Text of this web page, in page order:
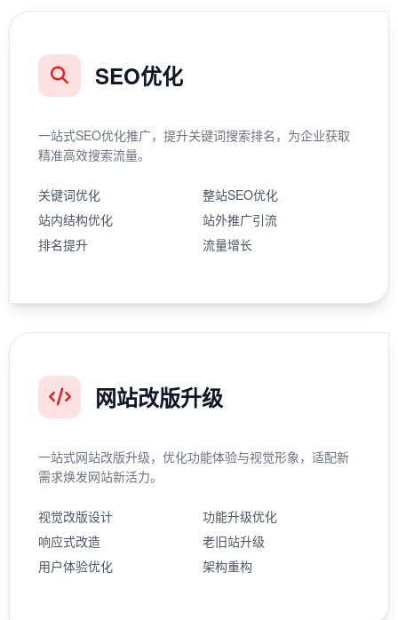
SEO优化
一站式SEO优化推广，提升关键词搜索排名，为企业获取
精准高效搜索流量。
关键词优化
整站SEO优化
站内结构优化
站外推广引流
排名提升
流量增长
网站改版升级
一站式网站改版升级，优化功能体验与视觉形象，适配新
需求焕发网站新活力。
视觉改版设计
功能升级优化
响应式改造
老旧站升级
用户体验优化
架构重构